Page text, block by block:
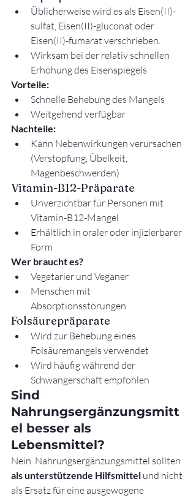
Üblicherweise wird es als Eisen(II)-
sulfat, Eisen(II)-gluconat oder
Eisen(II)-fumarat verschrieben.
Wirksam bei der relativ schnellen
Erhöhung des Eisenspiegels
Vorteile:
Schnelle Behebung des Mangels
Weitgehend verfügbar
Nachteile:
Kann Nebenwirkungen verursachen
(Verstopfung, Übelkeit,
Magenbeschwerden)
Vitamin-B12-Präparate
Unverzichtbar für Personen mit
Vitamin-B12-Mangel
Erhältlich in oraler oder injizierbarer
Form
Wer braucht es?
Vegetarier und Veganer
Menschen mit
Absorptionsstörungen
Folsäurepräparate
Wird zur Behebung eines
Folsäuremangels verwendet
Wird häufig während der
Schwangerschaft empfohlen
Sind
Nahrungsergänzungsmitt
el besser als
Lebensmittel?
Nein. Nahrungsergänzungsmittel sollten
als unterstützende Hilfsmittel und nicht
als Ersatz für eine ausgewogene